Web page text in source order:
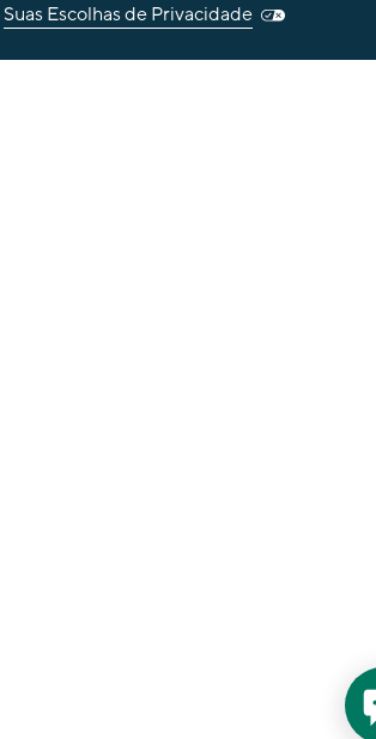
Suas Escolhas de Privacidade